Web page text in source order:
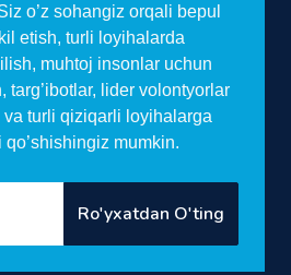
o’z sohangiz orqali bepul
etish, turli loyihalarda
muhtoj insonlar uchun
targ’ibotlar, lider volontyorlar
va turli qiziqarli loyihalarga
qo’shishingiz mumkin.
Ro'yxatdan O'ting